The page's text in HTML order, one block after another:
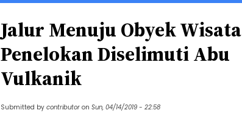
Jalur Menuju Obyek Wisata
Penelokan Diselimuti Abu
Vulkanik
Submitted by contributor on Sun, 04/14/2019 - 22:58